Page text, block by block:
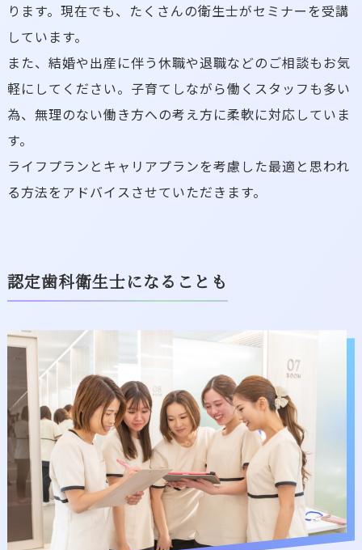
ります。現在でも、たくさんの衛生士がセミナーを受講
しています。
また、結婚や出産に伴う休職や退職などのご相談もお気
軽にしてください。子育てしながら働くスタッフも多い
為、無理のない働き方への考え方に柔軟に対応していま
す。
ライフプランとキャリアプランを考慮した最適と思われ
る方法をアドバイスさせていただきます。
認定歯科衛生士になることも